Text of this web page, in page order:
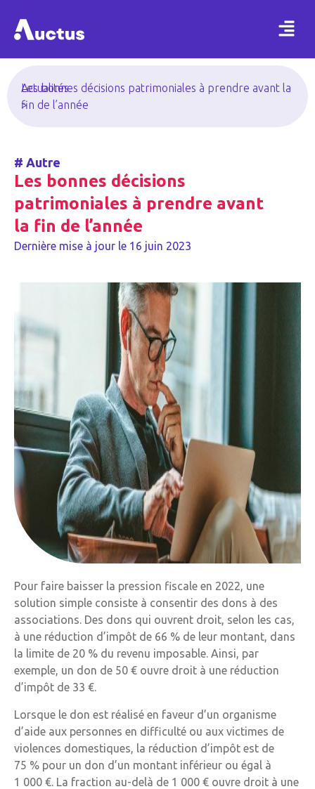
Actualités
>
Les bonnes décisions patrimoniales à prendre avant la
fin de l’année
# Autre
Les bonnes décisions
patrimoniales à prendre avant
la fin de l’année
Dernière mise à jour le 16 juin 2023
Pour faire baisser la pression fiscale en 2022, une
solution simple consiste à consentir des dons à des
associations. Des dons qui ouvrent droit, selon les cas,
à une réduction d’impôt de 66 % de leur montant, dans
la limite de 20 % du revenu imposable. Ainsi, par
exemple, un don de 50 € ouvre droit à une réduction
d’impôt de 33 €.
Lorsque le don est réalisé en faveur d’un organisme
d’aide aux personnes en difficulté ou aux victimes de
violences domestiques, la réduction d’impôt est de
75 % pour un don d’un montant inférieur ou égal à
1 000 €. La fraction au-delà de 1 000 € ouvre droit à une